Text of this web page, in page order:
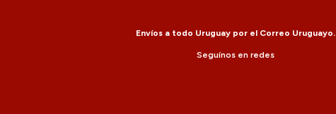
Envíos a todo Uruguay por el Correo Uruguayo.
Seguínos en redes